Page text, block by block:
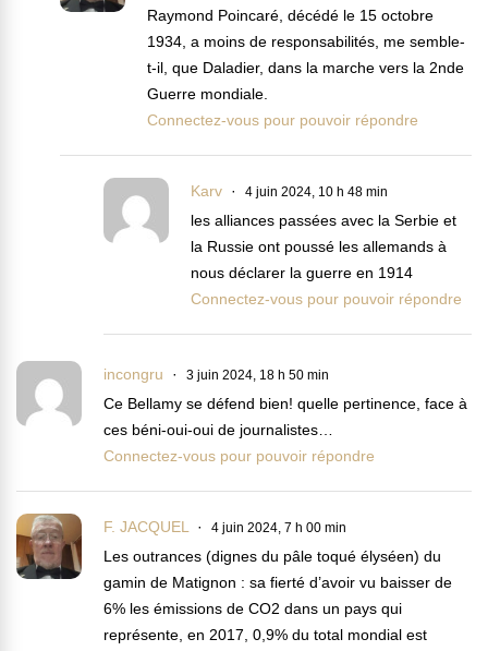
Raymond Poincaré, décédé le 15 octobre
1934, a moins de responsabilités, me semble-
t-il, que Daladier, dans la marche vers la 2nde
Guerre mondiale.
Connectez-vous pour pouvoir répondre
Karv 4 juin 2024, 10 h 48 min
les alliances passées avec la Serbie et
la Russie ont poussé les allemands à
nous déclarer la guerre en 1914
Connectez-vous pour pouvoir répondre
incongru 3 juin 2024, 18 h 50 min
Ce Bellamy se défend bien! quelle pertinence, face à
ces béni-oui-oui de journalistes…
Connectez-vous pour pouvoir répondre
F. JACQUEL 4 juin 2024, 7 h 00 min
Les outrances (dignes du pâle toqué élyséen) du
gamin de Matignon : sa fierté d’avoir vu baisser de
6% les émissions de CO2 dans un pays qui
représente, en 2017, 0,9% du total mondial est